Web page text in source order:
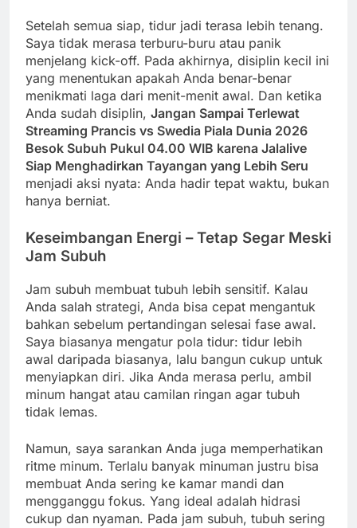
Setelah semua siap, tidur jadi terasa lebih tenang.
Saya tidak merasa terburu-buru atau panik
menjelang kick-off. Pada akhirnya, disiplin kecil ini
yang menentukan apakah Anda benar-benar
menikmati laga dari menit-menit awal. Dan ketika
Anda sudah disiplin, Jangan Sampai Terlewat
Streaming Prancis vs Swedia Piala Dunia 2026
Besok Subuh Pukul 04.00 WIB karena Jalalive
Siap Menghadirkan Tayangan yang Lebih Seru
menjadi aksi nyata: Anda hadir tepat waktu, bukan
hanya berniat.
Keseimbangan Energi – Tetap Segar Meski
Jam Subuh
Jam subuh membuat tubuh lebih sensitif. Kalau
Anda salah strategi, Anda bisa cepat mengantuk
bahkan sebelum pertandingan selesai fase awal.
Saya biasanya mengatur pola tidur: tidur lebih
awal daripada biasanya, lalu bangun cukup untuk
menyiapkan diri. Jika Anda merasa perlu, ambil
minum hangat atau camilan ringan agar tubuh
tidak lemas.
Namun, saya sarankan Anda juga memperhatikan
ritme minum. Terlalu banyak minuman justru bisa
membuat Anda sering ke kamar mandi dan
mengganggu fokus. Yang ideal adalah hidrasi
cukup dan nyaman. Pada jam subuh, tubuh sering